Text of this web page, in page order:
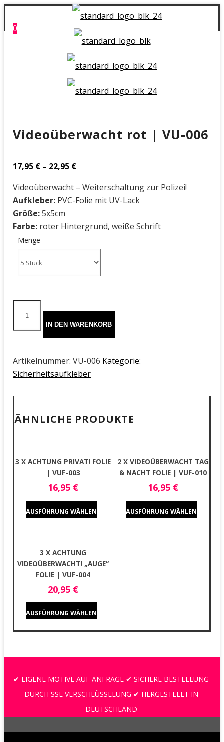
0
Videoüberwacht rot | VU-006
17,95 € – 22,95 €
Videoüberwacht – Weiterschaltung zur Polizei!
Aufkleber: PVC-Folie mit UV-Lack
Größe:5x5cm
Farbe: roter Hintergrund, weiße Schrift
Menge
Videoüberwacht
rot
006
IN DEN WARENKORB
Artikelnummer: VU-006 Kategorie:
Sicherheitsaufkleber
ÄHNLICHE PRODUKTE
3 X ACHTUNG PRIVAT! FOLIE
| VUF-003
16,95 €
AUSFÜHRUNG WÄHLEN
2 X VIDEOÜBERWACHT TAG
& NACHT FOLIE | VUF-010
16,95 €
AUSFÜHRUNG WÄHLEN
3 X ACHTUNG
VIDEOÜBERWACHT! „AUGE“
FOLIE | VUF-004
20,95 €
AUSFÜHRUNG WÄHLEN
✔ EIGENE MOTIVE AUF ANFRAGE ✔ SICHERE BESTELLUNG
DURCH SSL VERSCHLÜSSELUNG ✔ HERGESTELLT IN
DEUTSCHLAND